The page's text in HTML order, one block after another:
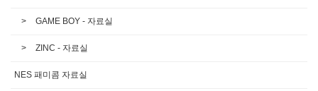
GAME BOY - 자료실
ZINC - 자료실
NES 패미콤 자료실